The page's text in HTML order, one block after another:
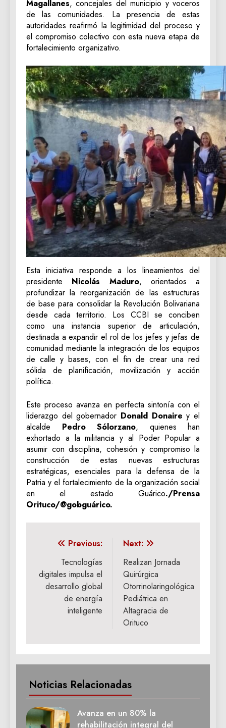
Magallanes, concejales del municipio y voceros
de las comunidades. La presencia de estas
autoridades reafirmó la legitimidad del proceso y
el compromiso colectivo con esta nueva etapa de
fortalecimiento organizativo.
Esta iniciativa responde a los lineamientos del
presidente Nicolás Maduro, orientados a
profundizar la reorganización de las estructuras
de base para consolidar la Revolución Bolivariana
desde cada territorio. Los CCBI se conciben
como una instancia superior de articulación,
destinada a expandir el rol de los jefes y jefas de
comunidad mediante la integración de los equipos
de calle y bases, con el fin de crear una red
sólida de planificación, movilización y acción
política.
Este proceso avanza en perfecta sintonía con el
liderazgo del gobernador Donald Donaire y el
alcalde Pedro Sólorzano, quienes han
exhortado a la militancia y al Poder Popular a
asumir con disciplina, cohesión y compromiso la
construcción de estas nuevas estructuras
estratégicas, esenciales para la defensa de la
Patria y el fortalecimiento de la organización social
en el estado Guárico./Prensa
Orituco/@gobguárico.
Navegación
entradas
Previous:
Tecnologías
digitales impulsa el
desarrollo global
de energía
inteligente
Next:
Realizan Jornada
Quirúrgica
Otorrinolaringológica
Pediátrica en
Altagracia de
Orituco
Noticias Relacionadas
Avanza en un 80% la
rehabilitación integral del